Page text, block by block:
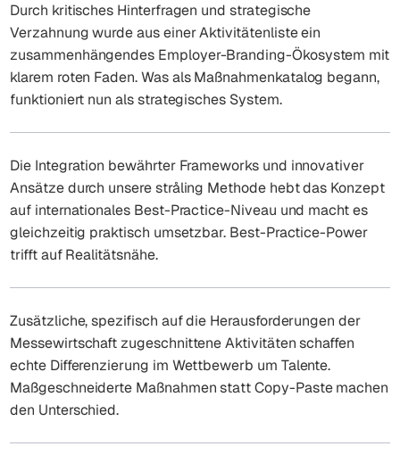
Durch kritisches Hinterfragen und strategische
Verzahnung wurde aus einer Aktivitätenliste ein
zusammenhängendes Employer-Branding-Ökosystem mit
klarem roten Faden. Was als Maßnahmenkatalog begann,
funktioniert nun als strategisches System.
Die Integration bewährter Frameworks und innovativer
Ansätze durch unsere stråling Methode hebt das Konzept
auf internationales Best-Practice-Niveau und macht es
gleichzeitig praktisch umsetzbar. Best-Practice-Power
trifft auf Realitätsnähe.
Zusätzliche, spezifisch auf die Herausforderungen der
Messewirtschaft zugeschnittene Aktivitäten schaffen
echte Differenzierung im Wettbewerb um Talente.
Maßgeschneiderte Maßnahmen statt Copy-Paste machen
den Unterschied.